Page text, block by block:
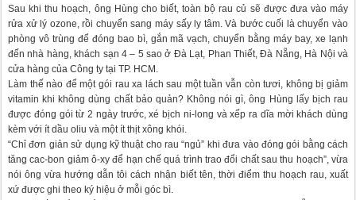
Sau khi thu hoạch, ông Hùng cho biết, toàn bộ rau củ sẽ được đưa vào máy
rửa xử lý ozone, rồi chuyển sang máy sấy ly tâm. Và bước cuối là chuyển vào
phòng vô trùng để đóng bao bì, gắn mã vạch, chuyển bằng máy bay, xe lạnh
đến nhà hàng, khách sạn 4 – 5 sao ở Đà Lạt, Phan Thiết, Đà Nẵng, Hà Nội và
cửa hàng của Công ty tại TP. HCM.
Làm thế nào để một gói rau xa lách sau một tuần vẫn còn tươi, không bị giảm
vitamin khi không dùng chất bảo quản? Không nói gì, ông Hùng lấy bịch rau
được đóng gói từ 2 ngày trước, xé bịch ni-long và xếp ra dĩa mời khách dùng
kèm với ít dầu oliu và một ít thịt xông khói.
“Chỉ đơn giản sử dụng kỹ thuật cho rau “ngủ” khi đưa vào đóng gói bằng cách
tăng cac-bon giảm ô-xy để hạn chế quá trình trao đổi chất sau thu hoạch”, vừa
nói ông vừa hướng dẫn tôi cách nhận biết tên, thời điểm thu hoạch rau, xuất
xứ được ghi theo ký hiệu ở mỗi góc bì.